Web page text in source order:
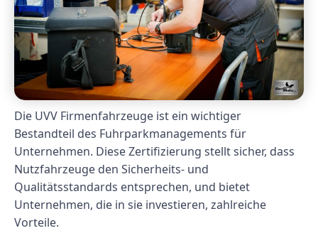
Die UVV Firmenfahrzeuge ist ein wichtiger
Bestandteil des Fuhrparkmanagements für
Unternehmen. Diese Zertifizierung stellt sicher, dass
Nutzfahrzeuge den Sicherheits- und
Qualitätsstandards entsprechen, und bietet
Unternehmen, die in sie investieren, zahlreiche
Vorteile.